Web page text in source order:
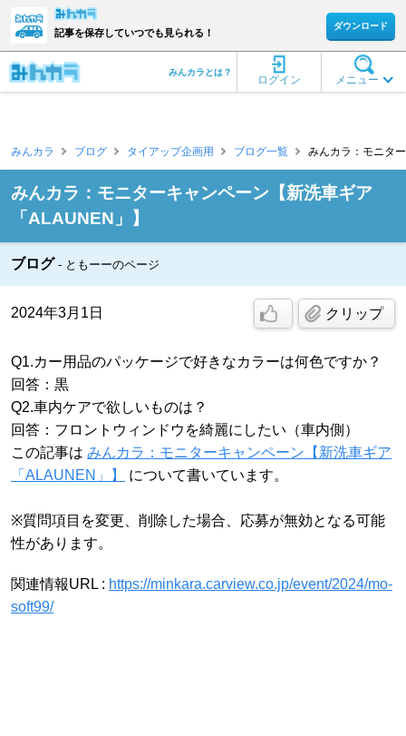
記事を保存していつでも見られる！
ダウンロード
メニュー
ログイン
みんカラとは？
みんカラ ブログ タイアップ企画用 ブログ一覧 みんカラ：モニタ
みんカラ：モニターキャンペーン【新洗車ギア
「ALAUNEN」】
ブログ ともーーのページ
2024年3月1日 クリップ
Q1.カー用品のパッケージで好きなカラーは何色ですか？
回答：黒
Q2.車内ケアで欲しいものは？
回答：フロントウィンドウを綺麗にしたい（車内側）
この記事は みんカラ：モニターキャンペーン【新洗車ギア
「ALAUNEN」】
について書いています。
※質問項目を変更、削除した場合、応募が無効となる可能
性があります。
関連情報URL : https://minkara.carview.co.jp/event/2024/mo-
soft99/